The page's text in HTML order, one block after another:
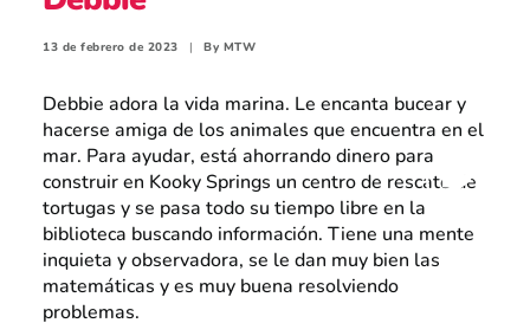
Collectors Area
Compañía
Contacto
13 de febrero de 2023 | By MTW
Debbie adora la vida marina. Le encanta bucear y
hacerse amiga de los animales que encuentra en el
mar. Para ayudar, está ahorrando dinero para
construir en Kooky Springs un centro de rescate de
tortugas y se pasa todo su tiempo libre en la
biblioteca buscando información. Tiene una mente
inquieta y observadora, se le dan muy bien las
matemáticas y es muy buena resolviendo
problemas.